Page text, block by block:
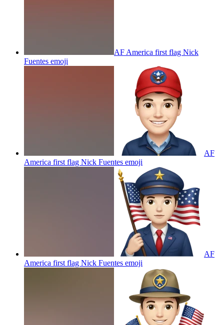
AF America first flag Nick
Fuentes emoji
AF
America first flag Nick Fuentes emoji
AF
America first flag Nick Fuentes emoji